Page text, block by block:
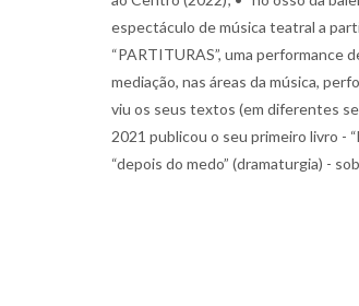
espectáculo de música teatral a
“PARTITURAS”, uma performance
mediação, nas áreas da música,
viu os seus textos (em diferentes
2021 publicou o seu primeiro livro -
“depois do medo” (dramaturgia) -